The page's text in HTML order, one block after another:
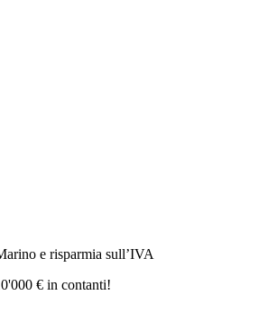
e risparmia sull’IVA
€ in contanti!